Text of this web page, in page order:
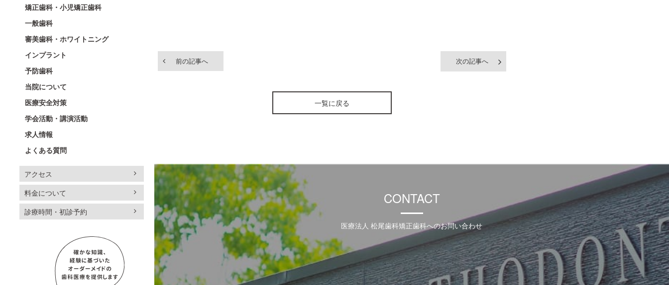
矯正歯科・小児矯正歯科
一般歯科
審美歯科・ホワイトニング
インプラント
予防歯科
当院について
医療安全対策
学会活動・講演活動
求人情報
よくある質問
アクセス
料金について
診療時間・初診予約
前の記事へ 次の記事へ
一覧に戻る
CONTACT
医療法人 松尾歯科矯正歯科へのお問い合わせ